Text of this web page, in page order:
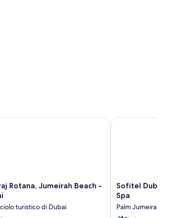
Rotana, Jumeirah Beach -
turistico di Dubai
Jumeirah Beach - Dubai
Sofitel
Dubai
The
Palm
Sofitel Dubai The
Spa
Palm Jumeirah
Sofitel Dubai The Palm